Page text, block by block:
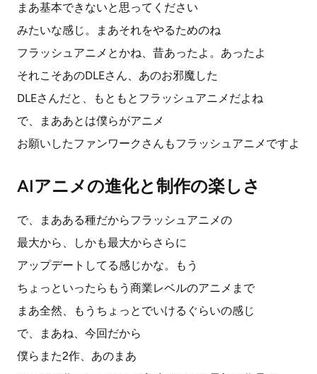
まあ基本できないと思ってください
みたいな感じ。まあそれをやるためのね
フラッシュアニメとかね、昔あったよ。あったよ
それこそあのDLEさん、あのお邪魔した
DLEさんだと、もともとフラッシュアニメだよね
で、まああとは僕らがアニメ
お願いしたファンワークさんもフラッシュアニメですよ
AIアニメの進化と制作の楽しさ
で、まあある種だからフラッシュアニメの
最大から、しかも最大からさらに
アップデートしてる感じかな。もう
ちょっといったらもう商業レベルのアニメまで
まあ全然、もうちょっとでいけるぐらいの感じ
で、まあね、今回だから
僕らまた2作、あのまあ